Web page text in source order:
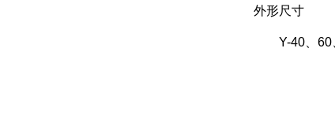
外形尺寸
Y-40、60
Y-60T